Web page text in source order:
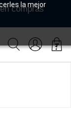
la mejor
compras